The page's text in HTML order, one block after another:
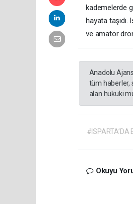
kademelerde
hayata taşıdı.
ve amatör
Anadolu
tüm haberler,
alan hukuki
#ISPARTA’DA
Okuyu